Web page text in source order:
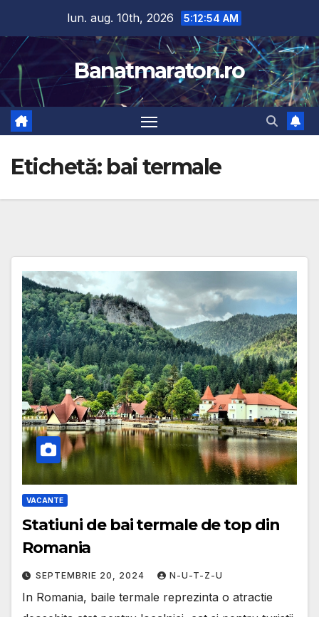
content
lun. aug. 10th, 2026 5:12:55 AM
Banatmaraton.ro
Etichetă: bai termale
VACANTE
Statiuni de bai termale de top din
Romania
SEPTEMBRIE 20, 2024 N-U-T-Z-U
In Romania, baile termale reprezinta o atractie